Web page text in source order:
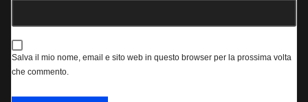
Salva il mio nome, email e sito web in questo browser per la prossima volta
che commento.